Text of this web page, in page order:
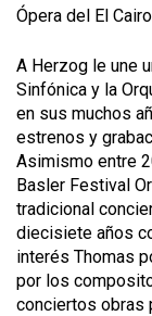
Ópera del El
A Herzog le une
Sinfónica y la
en sus muchos
estrenos y
Asimismo entre
Basler Festival
tradicional
diecisiete años
interés Thomas
por los
conciertos obras